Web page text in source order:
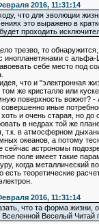
2016, 11:31:14
что для эволюции
это выражено в
проходить
трезво, то
инопланетянами с
себе место под
что и "электронная
же кристалле или
поверхность воюют? - А
совершенно иные
и очень старая, но до
в недрах той же
т.к. в атмосферном
океанов, а потому
астрономы
поле имеет такие
когда металлический
есть теоретические
2016, 11:31:14
что та форма жизни,
Веселый Читай